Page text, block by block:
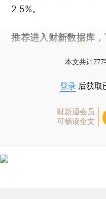
2.5%。
推荐进入 财新数据库
本文共计
登录 后获取
财新通会员
可畅读全文